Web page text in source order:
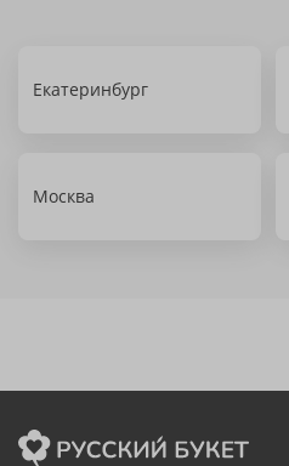
Екатеринбург
Москва